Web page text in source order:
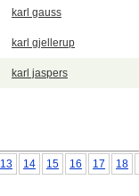
karl gauss
karl gjellerup
karl jaspers
13 14 15 16 17
18